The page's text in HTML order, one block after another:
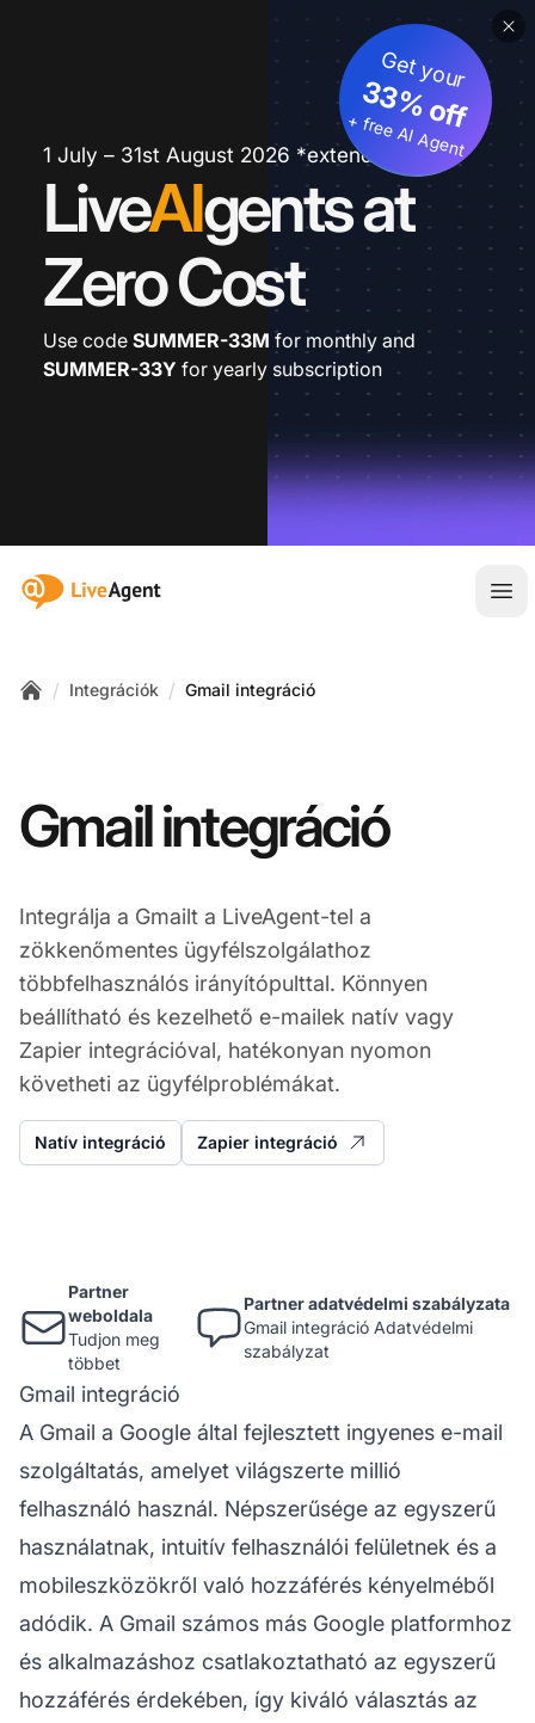
1 July – 31st August 2026 *extended
LiveAIgents at
Zero Cost
Get your
33% off
+ free AI Agent
Use code SUMMER-33M for monthly and
SUMMER-33Y for yearly subscription
:site.title
/ Integrációk / Gmail integráció
Gmail integráció
Integrálja a Gmailt a LiveAgent-tel a
zökkenőmentes ügyfélszolgálathoz
többfelhasználós irányítópulttal. Könnyen
beállítható és kezelhető e-mailek natív vagy
Zapier integrációval, hatékonyan nyomon
követheti az ügyfélproblémákat.
Natív integráció Zapier integráció
Partner
weboldala
Tudjon meg
többet
Partner adatvédelmi szabályzata
Gmail integráció Adatvédelmi
szabályzat
Gmail integráció
A Gmail a Google által fejlesztett ingyenes e-mail
szolgáltatás, amelyet világszerte millió
felhasználó használ. Népszerűsége az egyszerű
használatnak, intuitív felhasználói felületnek és a
mobileszközökről való hozzáférés kényelméből
adódik. A Gmail számos más Google platformhoz
és alkalmazáshoz csatlakoztatható az egyszerű
hozzáférés érdekében, így kiváló választás az